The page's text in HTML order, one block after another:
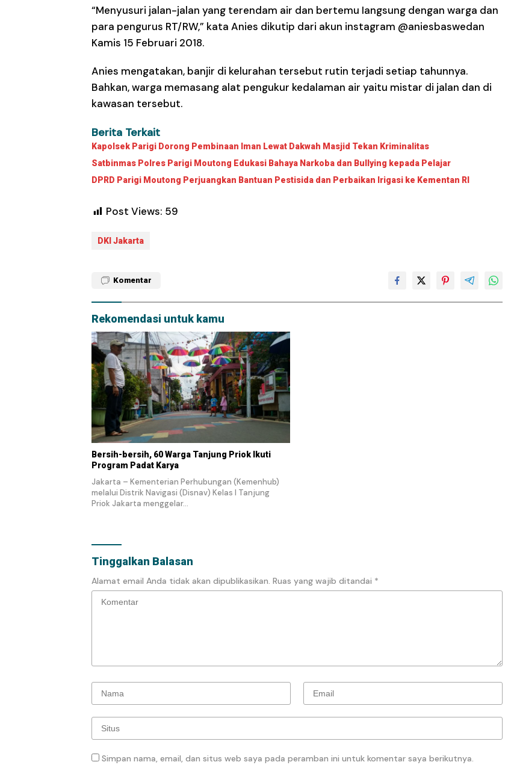
“Menyusuri jalan-jalan yang terendam air dan bertemu Iangsung dengan warga dan
para pengurus RT/RW,” kata Anies dikutip dari akun instagram @aniesbaswedan
Kamis 15 Februari 2018.
Anies mengatakan, banjir di kelurahan tersebut rutin terjadi setiap tahunnya.
Bahkan, warga memasang alat pengukur kedalaman air yaitu mistar di jalan dan di
kawasan tersebut.
Berita Terkait
Kapolsek Parigi Dorong Pembinaan Iman Lewat Dakwah Masjid Tekan Kriminalitas
Satbinmas Polres Parigi Moutong Edukasi Bahaya Narkoba dan Bullying kepada Pelajar
DPRD Parigi Moutong Perjuangkan Bantuan Pestisida dan Perbaikan Irigasi ke Kementan RI
Post Views: 59
DKI Jakarta
Komentar
Rekomendasi untuk kamu
Bersih-bersih, 60 Warga Tanjung Priok Ikuti
Program Padat Karya
Jakarta – Kementerian Perhubungan (Kemenhub)
melalui Distrik Navigasi (Disnav) Kelas I Tanjung
Priok Jakarta menggelar…
Tinggalkan Balasan
Alamat email Anda tidak akan dipublikasikan. Ruas yang wajib ditandai *
Simpan nama, email, dan situs web saya pada peramban ini untuk komentar saya berikutnya.